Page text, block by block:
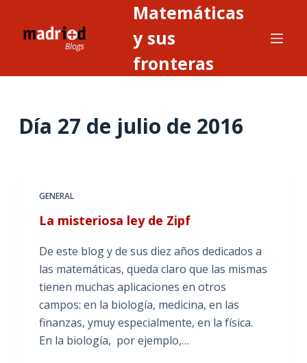
Matemáticas
y sus
fronteras
Día 27 de julio de 2016
GENERAL
La misteriosa ley de Zipf
De este blog y de sus diez años dedicados a
las matemáticas, queda claro que las mismas
tienen muchas aplicaciones en otros
campos: en la biología, medicina, en las
finanzas, ymuy especialmente, en la física.
En la biología, por ejemplo,…